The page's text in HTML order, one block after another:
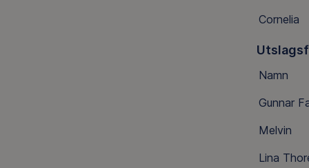
Cornelia
Namn
Gunnar
Melvin
Lina